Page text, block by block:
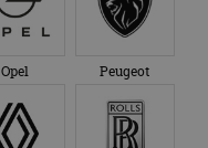
Opel Peugeot